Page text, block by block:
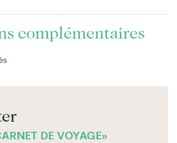
complémentaires
DE VOYAGE»